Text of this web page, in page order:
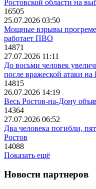
Ростовской области на
16505
25.07.2026 03:50
Мощные взрывы
работает ПВО
14871
27.07.2026 11:11
До восьми человек
после вражеской атаки на
14815
26.07.2026 14:19
Весь Ростов-на-Дону
14364
27.07.2026 06:52
Два человека погибли,
Ростов
14088
Показать ещё
Новости партнеров